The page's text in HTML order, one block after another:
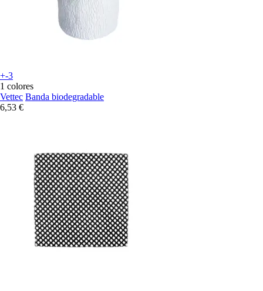
+-3
1 colores
Vettec Banda biodegradable
6,53 €